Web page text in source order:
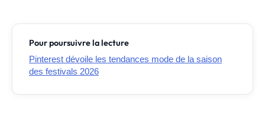
Pour poursuivre la lecture
Pinterest dévoile les tendances mode de la saison
des festivals 2026